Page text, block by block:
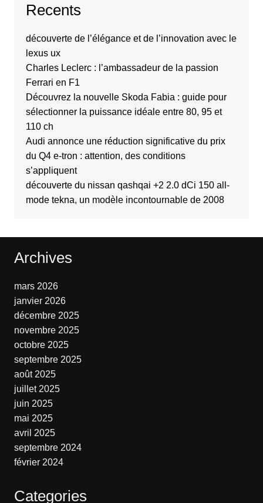
Recents
découverte de l’élégance et de l’innovation avec le
lexus ux
Charles Leclerc : l’ambassadeur de la passion
Ferrari en F1
Découvrez la nouvelle Skoda Fabia : guide pour
sélectionner la puissance idéale entre 80, 95 et
110 ch
Audi annonce une réduction significative du prix
du Q4 e-tron : attention, des conditions
s’appliquent
découverte du nissan qashqai +2 2.0 dCi 150 all-
mode tekna, un modèle incontournable de 2008
Archives
mars 2026
janvier 2026
décembre 2025
novembre 2025
octobre 2025
septembre 2025
août 2025
juillet 2025
juin 2025
mai 2025
avril 2025
septembre 2024
février 2024
Categories